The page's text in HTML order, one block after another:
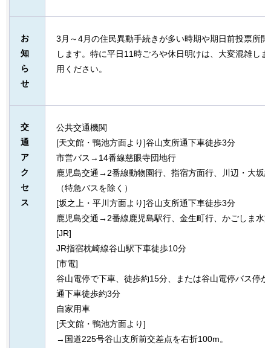
お
知
ら
せ
3月～4月の住民異動手続きが多い時期や期日前投票所
します。特に平日11時ごろや休日明けは、大変混雑し
用ください。
交
通
ア
ク
セ
ス
公共交通機関
[天文館・鴨池方面より]谷山支所通下車徒歩3分
市営バス→14番線慈眼寺団地行
鹿児島交通→2番線動物園行、指宿方面行、川辺・大坂
（特急バスを除く）
[坂之上・平川方面より]谷山支所通下車徒歩3分
鹿児島交通→2番線鹿児島駅行、金生町行、かごしま水
[JR]
JR指宿枕崎線谷山駅下車徒歩10分
[市電]
谷山電停で下車、徒歩約15分、または谷山電停バス停
通下車徒歩約3分
自家用車
[天文館・鴨池方面より]
→国道225号谷山支所前交差点を右折100m。